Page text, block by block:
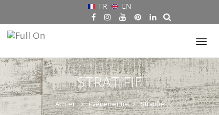
FR EN
STRATIFIÉ
Accueil Événementiel Stratifié